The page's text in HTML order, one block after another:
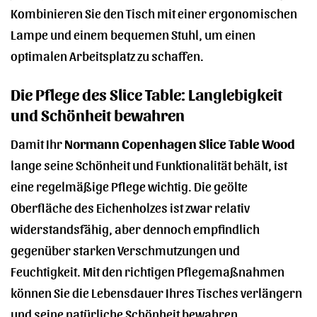
Kombinieren Sie den Tisch mit einer ergonomischen
Lampe und einem bequemen Stuhl, um einen
optimalen Arbeitsplatz zu schaffen.
Die Pflege des Slice Table: Langlebigkeit
und Schönheit bewahren
Damit IhrNormann Copenhagen Slice Table Wood
lange seine Schönheit und Funktionalität behält, ist
eine regelmäßige Pflege wichtig. Die geölte
Oberfläche des Eichenholzes ist zwar relativ
widerstandsfähig, aber dennoch empfindlich
gegenüber starken Verschmutzungen und
Feuchtigkeit. Mit den richtigen Pflegemaßnahmen
können Sie die Lebensdauer Ihres Tisches verlängern
und seine natürliche Schönheit bewahren.